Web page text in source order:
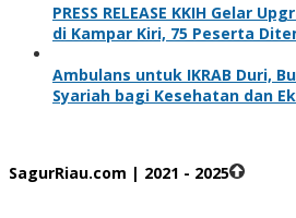
PRESS RELEASE KKIH Gelar
di Kampar Kiri, 75 Peserta
Ambulans untuk IKRAB Duri,
Syariah bagi Kesehatan dan
SagurRiau.com | 2021 - 2025